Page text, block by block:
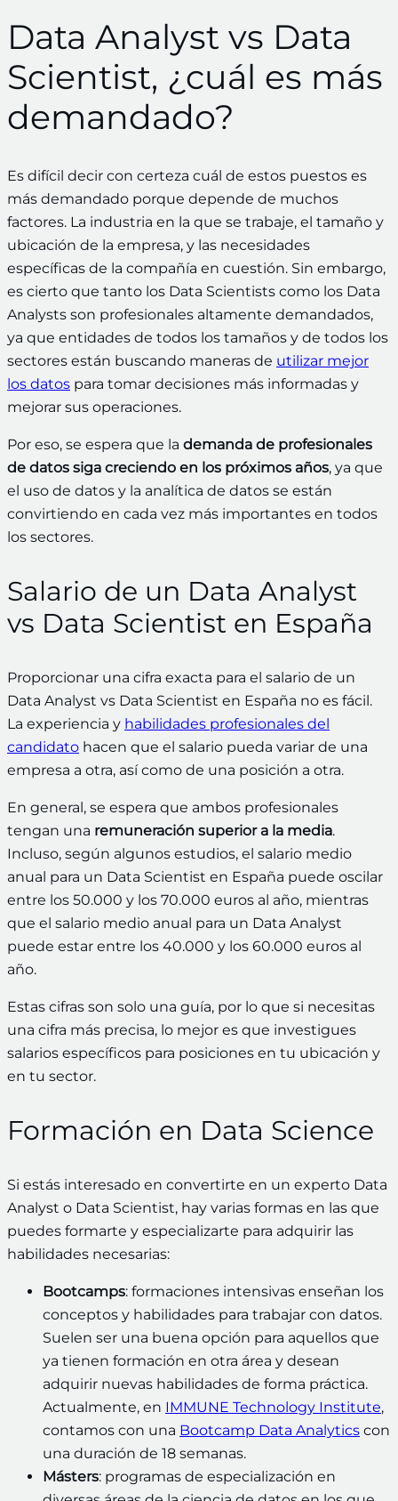
Data Analyst vs Data
Scientist, ¿cuál es más
demandado?
Es difícil decir con certeza cuál de estos puestos es
más demandado porque depende de muchos
factores. La industria en la que se trabaje, el tamaño y
ubicación de la empresa, y las necesidades
específicas de la compañía en cuestión. Sin embargo,
es cierto que tanto los Data Scientists como los Data
Analysts son profesionales altamente demandados,
ya que entidades de todos los tamaños y de todos los
sectores están buscando maneras de utilizar mejor
los datos para tomar decisiones más informadas y
mejorar sus operaciones.
Por eso, se espera que la demanda de profesionales
de datos siga creciendo en los próximos años, ya que
el uso de datos y la analítica de datos se están
convirtiendo en cada vez más importantes en todos
los sectores.
Salario de un Data Analyst
vs Data Scientist en España
Proporcionar una cifra exacta para el salario de un
Data Analyst vs Data Scientist en España no es fácil.
La experiencia y habilidades profesionales del
candidato hacen que el salario pueda variar de una
empresa a otra, así como de una posición a otra.
En general, se espera que ambos profesionales
tengan una remuneración superior a la media.
Incluso, según algunos estudios, el salario medio
anual para un Data Scientist en España puede oscilar
entre los 50.000 y los 70.000 euros al año, mientras
que el salario medio anual para un Data Analyst
puede estar entre los 40.000 y los 60.000 euros al
año.
Estas cifras son solo una guía, por lo que si necesitas
una cifra más precisa, lo mejor es que investigues
salarios específicos para posiciones en tu ubicación y
en tu sector.
Formación en Data Science
Si estás interesado en convertirte en un experto Data
Analyst o Data Scientist, hay varias formas en las que
puedes formarte y especializarte para adquirir las
habilidades necesarias:
Bootcamps: formaciones intensivas enseñan los
conceptos y habilidades para trabajar con datos.
Suelen ser una buena opción para aquellos que
ya tienen formación en otra área y desean
adquirir nuevas habilidades de forma práctica.
Actualmente, en IMMUNE Technology Institute,
contamos con una Bootcamp Data Analytics con
una duración de 18 semanas.
Másters: programas de especialización en